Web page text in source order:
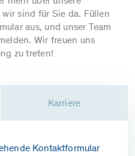
sind für Sie da. Füllen
aus, und unser Team
Wir freuen uns
zu treten!
Karriere
Kontaktformular